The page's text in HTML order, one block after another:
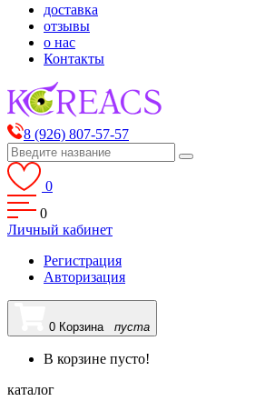
доставка
отзывы
о нас
Контакты
8 (926) 807-57-57
0
0
Личный кабинет
Регистрация
Авторизация
0 Корзина пуста
В корзине пусто!
каталог